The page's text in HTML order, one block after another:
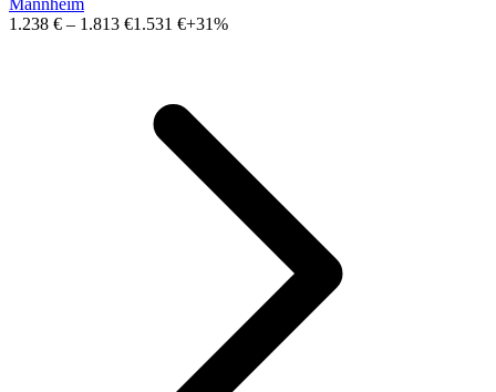
Mannheim
1.238 € – 1.813 €1.531 €+31%